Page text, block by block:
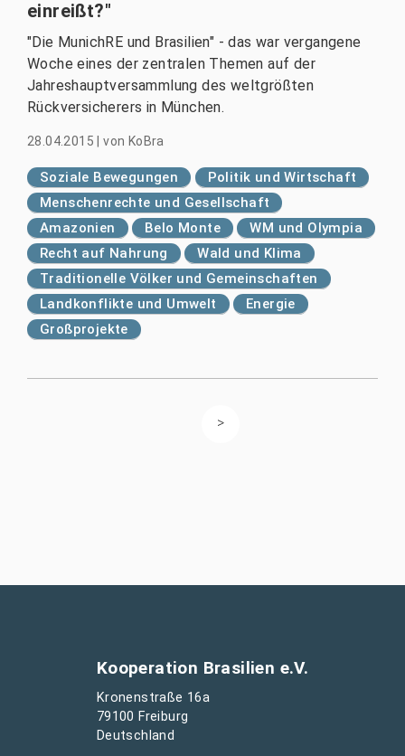
einreißt?"
"Die MunichRE und Brasilien" - das war vergangene
Woche eines der zentralen Themen auf der
Jahreshauptversammlung des weltgrößten
Rückversicherers in München.
28.04.2015 |von KoBra
Soziale Bewegungen
Politik und Wirtschaft
Menschenrechte und Gesellschaft
Amazonien
Belo Monte
WM und Olympia
Recht auf Nahrung
Wald und Klima
Traditionelle Völker und Gemeinschaften
Landkonflikte und Umwelt
Energie
Großprojekte
Kooperation Brasilien e.V.
Kronenstraße 16a
79100 Freiburg
Deutschland